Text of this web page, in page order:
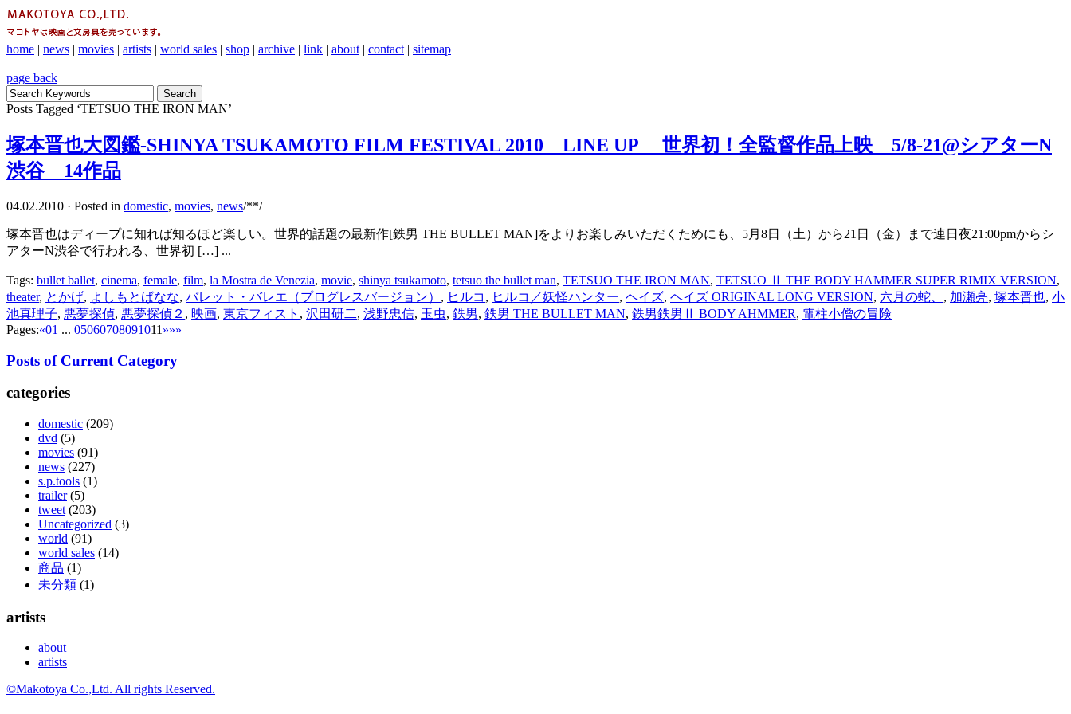
home | news | movies | artists | world sales | shop | archive | link | about | contact | sitemap
page back
Posts Tagged ‘TETSUO THE IRON MAN’
塚本晋也大図鑑-SHINYA TSUKAMOTO FILM FESTIVAL 2010 LINE UP 世界初！全監督作品上映 5/8-21@シアターN
渋谷 14作品
04.02.2010 · Posted in domestic, movies, news/**/
塚本晋也はディープに知れば知るほど楽しい。世界的話題の最新作[鉄男 THE BULLET MAN]をよりお楽しみいただくためにも、5月8日（土）から21日（金）まで連日夜21:00pmからシ
アターN渋谷で行われる、世界初 […] ...
Tags: bullet ballet, cinema, female, film, la Mostra de Venezia, movie, shinya tsukamoto, tetsuo the bullet man, TETSUO THE IRON MAN, TETSUO Ⅱ THE BODY HAMMER SUPER RIMIX VERSION,
theater, とかげ, よしもとばなな, バレット・バレエ（プログレスバージョン） , ヒルコ , ヒルコ／妖怪ハンター, ヘイズ, ヘイズ ORIGINAL LONG VERSION, 六月の蛇、 , 加瀬亮, 塚本晋也, 小
池真理子, 悪夢探偵, 悪夢探偵２ , 映画, 東京フィスト , 沢田研二, 浅野忠信, 玉虫, 鉄男, 鉄男 THE BULLET MAN, 鉄男鉄男Ⅱ BODY AHMMER, 電柱小僧の冒険
Pages:«01 ... 05060708091011 »»»
Posts of Current Category
categories
domestic (209)
dvd (5)
movies (91)
news (227)
s.p.tools (1)
trailer(5)
tweet (203)
Uncategorized (3)
world (91)
world sales (14)
商品 (1)
未分類 (1)
artists
about
artists
©Makotoya Co.,Ltd. All rights Reserved.